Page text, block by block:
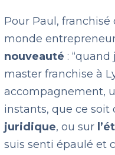
Pour Paul, franchisé
monde
nouveauté :
master franchise à
accompagnement,
instants, que ce
juridique, ou sur l’
suis senti épaulé et